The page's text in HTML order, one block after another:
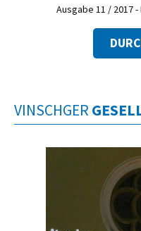
Ausgabe 11 / 2017
VINSCHGER